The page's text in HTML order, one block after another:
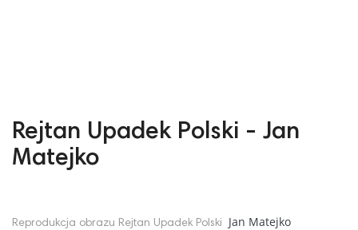
Rejtan Upadek Polski - Jan
Matejko
Reprodukcja obrazu Rejtan Upadek Polski Jan Matejko